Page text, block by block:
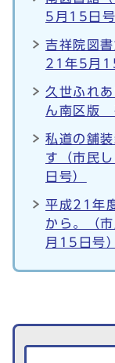
5月15日号
吉祥院図
21年5月
久世ふれ
ん南区版
私道の舗
す（市民
日号）
平成21年
から。（
月15日号）
生活情報を